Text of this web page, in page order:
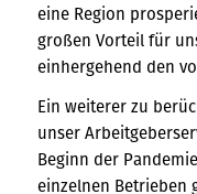
eine Region
großen Vorteil für
einhergehend den
Ein weiterer zu
unser
Beginn der
einzelnen Betrieben